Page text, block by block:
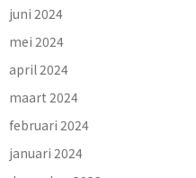
juni 2024
mei 2024
april 2024
maart 2024
februari 2024
januari 2024